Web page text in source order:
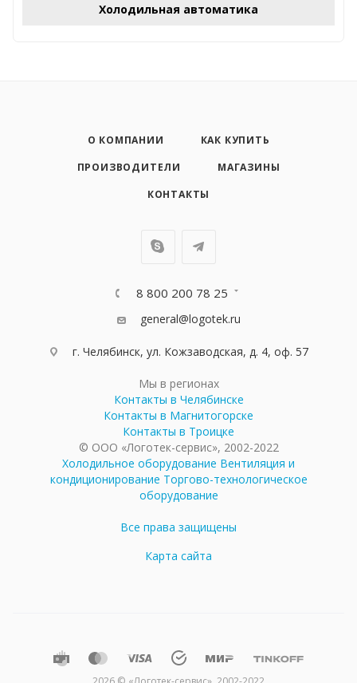
Холодильная автоматика
О КОМПАНИИ
КАК КУПИТЬ
ПРОИЗВОДИТЕЛИ
МАГАЗИНЫ
КОНТАКТЫ
8 800 200 78 25
general@logotek.ru
г. Челябинск, ул. Кожзаводская, д. 4, оф. 57
Мы в регионах
Контакты в Челябинске
Контакты в Магнитогорске
Контакты в Троицке
© ООО «Логотек-сервис», 2002-2022
Холодильное оборудование Вентиляция и
кондиционирование Торгово-технологическое
оборудование
Все права защищены
Карта сайта